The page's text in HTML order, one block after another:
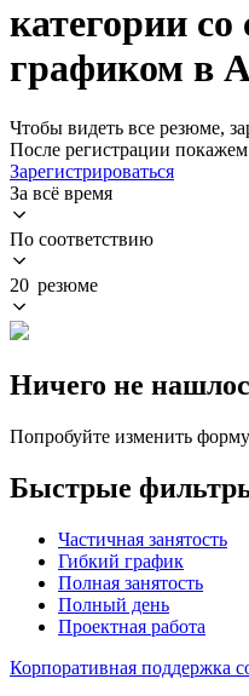
категории
графиком в
Чтобы видеть все резюме,
После регистрации
Зарегистрироваться
За всё время
По соответствию
20 резюме
Ничего не
Попробуйте изменить
Быстрые
Частичная занятость
Гибкий график
Полная занятость
Полный день
Проектная работа
Корпоративная поддержка